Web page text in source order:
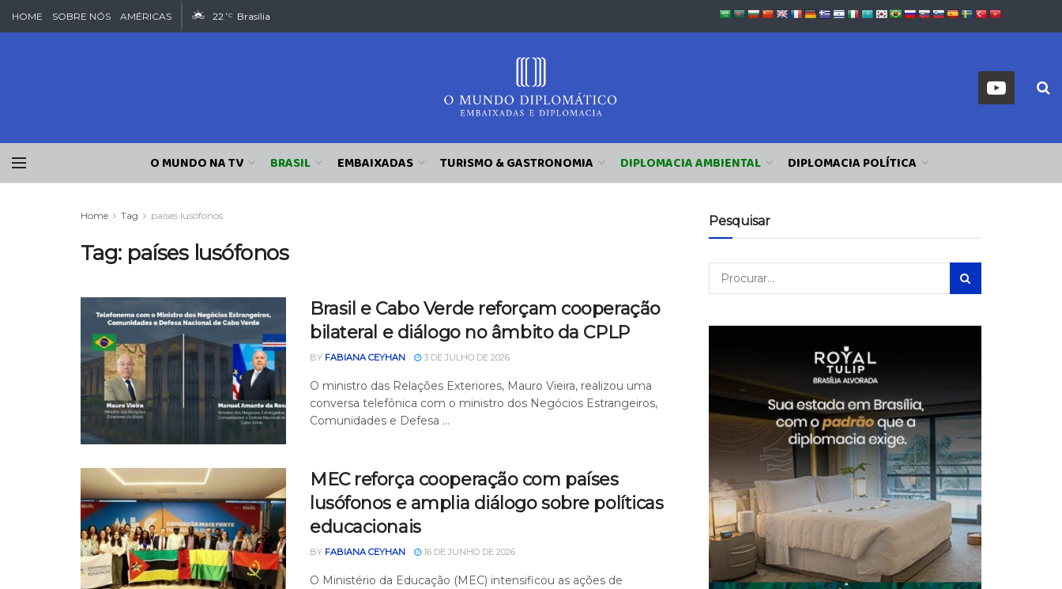
HOME SOBRE NÓS AMÉRICAS 22 °C Brasília
O MUNDO NA TV BRASIL EMBAIXADAS TURISMO & GASTRONOMIA DIPLOMACIA AMBIENTAL DIPLOMACIA POLÍTICA
Home Tag países lusófonos
Tag: países lusófonos
Brasil e Cabo Verde reforçam cooperação
bilateral e diálogo no âmbito da CPLP
BY FABIANA CEYHAN 3 DE JULHO DE 2026
O ministro das Relações Exteriores, Mauro Vieira, realizou uma
conversa telefônica com o ministro dos Negócios Estrangeiros,
Comunidades e Defesa ...
MEC reforça cooperação com países
lusófonos e amplia diálogo sobre políticas
educacionais
BY FABIANA CEYHAN 16 DE JUNHO DE 2026
O Ministério da Educação (MEC) intensificou as ações de
Pesquisar